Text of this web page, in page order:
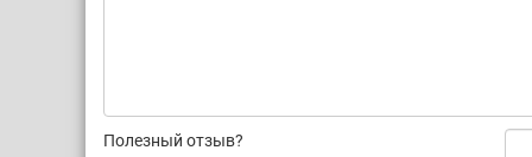
Полезный отзыв?